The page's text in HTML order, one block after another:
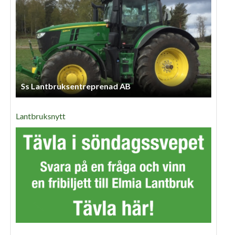
Ss Lantbruksentreprenad AB
Lantbruksnytt